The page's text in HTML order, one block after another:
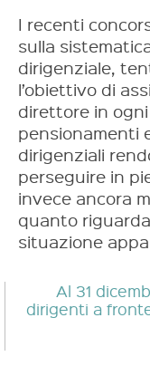
I recenti
sulla
dirigenziale,
l’obiettivo di
direttore in
pensionamenti
dirigenziali
perseguire in
invece ancora
quanto
situazione
Al 31
dirigenti a